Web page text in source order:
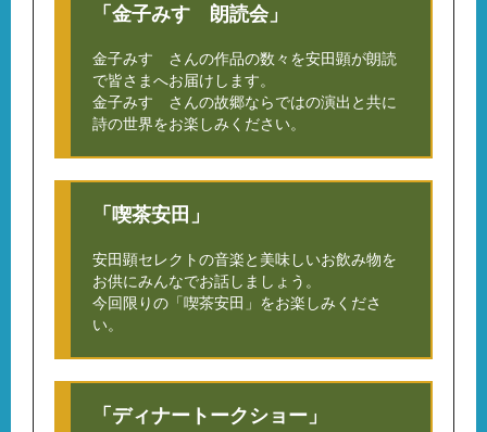
「金子みすゞ朗読会」
金子みすゞさんの作品の数々を安田顕が朗読
で皆さまへお届けします。
金子みすゞさんの故郷ならではの演出と共に
詩の世界をお楽しみください。
「喫茶安田」
安田顕セレクトの音楽と美味しいお飲み物を
お供にみんなでお話しましょう。
今回限りの「喫茶安田」をお楽しみくださ
い。
「ディナートークショー」